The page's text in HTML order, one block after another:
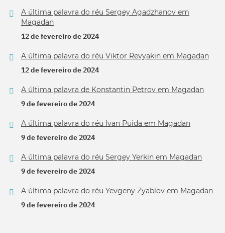
A última palavra do réu Sergey Agadzhanov em
Magadan
12 de fevereiro de 2024
A última palavra do réu Viktor Revyakin em Magadan
12 de fevereiro de 2024
A última palavra de Konstantin Petrov em Magadan
9 de fevereiro de 2024
A última palavra do réu Ivan Puida em Magadan
9 de fevereiro de 2024
A última palavra do réu Sergey Yerkin em Magadan
9 de fevereiro de 2024
A última palavra do réu Yevgeny Zyablov em Magadan
9 de fevereiro de 2024